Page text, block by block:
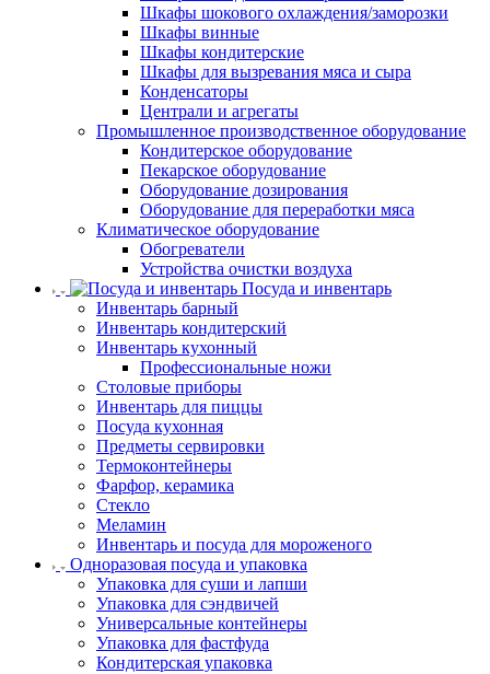
Шкафы шокового охлаждения/заморозки
Шкафы винные
Шкафы кондитерские
Шкафы для вызревания мяса и сыра
Конденсаторы
Централи и агрегаты
Промышленное производственное оборудование
Кондитерское оборудование
Пекарское оборудование
Оборудование дозирования
Оборудование для переработки мяса
Климатическое оборудование
Обогреватели
Устройства очистки воздуха
Посуда и инвентарь
Инвентарь барный
Инвентарь кондитерский
Инвентарь кухонный
Профессиональные ножи
Столовые приборы
Инвентарь для пиццы
Посуда кухонная
Предметы сервировки
Термоконтейнеры
Фарфор, керамика
Стекло
Меламин
Инвентарь и посуда для мороженого
Одноразовая посуда и упаковка
Упаковка для суши и лапши
Упаковка для сэндвичей
Универсальные контейнеры
Упаковка для фастфуда
Кондитерская упаковка